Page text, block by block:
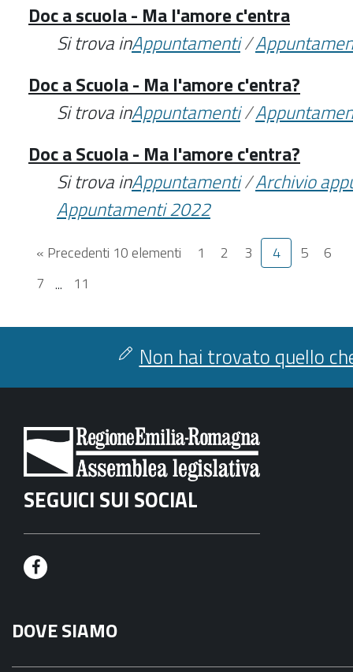
Doc a scuola - Ma l'amore c'entra
Si trova inAppuntamenti/
Doc a Scuola - Ma l'amore c'entra?
Si trova inAppuntamenti/
Doc a Scuola - Ma l'amore c'entra?
Si trova inAppuntamenti/Archivio
Appuntamenti 2022
« Precedenti 10 elementi 1 2 3 4 5
6
7 ... 11
Non hai trovato quello
SEGUICI SUI SOCIAL
F
c
e
DOVE SIAMO